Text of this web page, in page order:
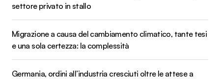
settore privato in stallo
Migrazione a causa del cambiamento climatico, tante tesi
e una sola certezza: la complessità
Germania, ordini all’industria cresciuti oltre le attese a